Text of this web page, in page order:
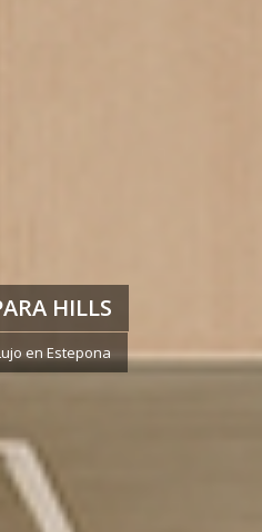
HILLS
en Estepona